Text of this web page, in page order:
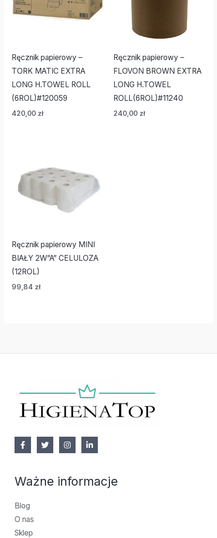
Ręcznik papierowy –
TORK MATIC EXTRA
LONG H.TOWEL ROLL
(6ROL)#120059
420,00 zł
Ręcznik papierowy –
FLOVON BROWN EXTRA
LONG H.TOWEL
ROLL(6ROL)#11240
240,00 zł
Ręcznik papierowy MINI
BIAŁY 2W”A” CELULOZA
(12ROL)
99,84 zł
Ważne informacje
Blog
O nas
Sklep